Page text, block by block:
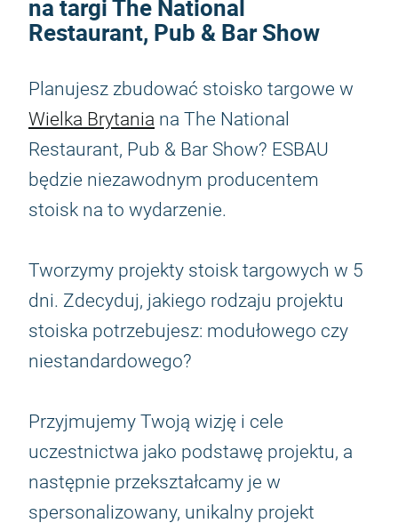
na targi The National
Restaurant, Pub & Bar Show
Planujesz zbudować stoisko targowe w
Wielka Brytania na The National
Restaurant, Pub & Bar Show? ESBAU
będzie niezawodnym producentem
stoisk na to wydarzenie.
Tworzymy projekty stoisk targowych w 5
dni. Zdecyduj, jakiego rodzaju projektu
stoiska potrzebujesz: modułowego czy
niestandardowego?
Przyjmujemy Twoją wizję i cele
uczestnictwa jako podstawę projektu, a
następnie przekształcamy je w
spersonalizowany, unikalny projekt